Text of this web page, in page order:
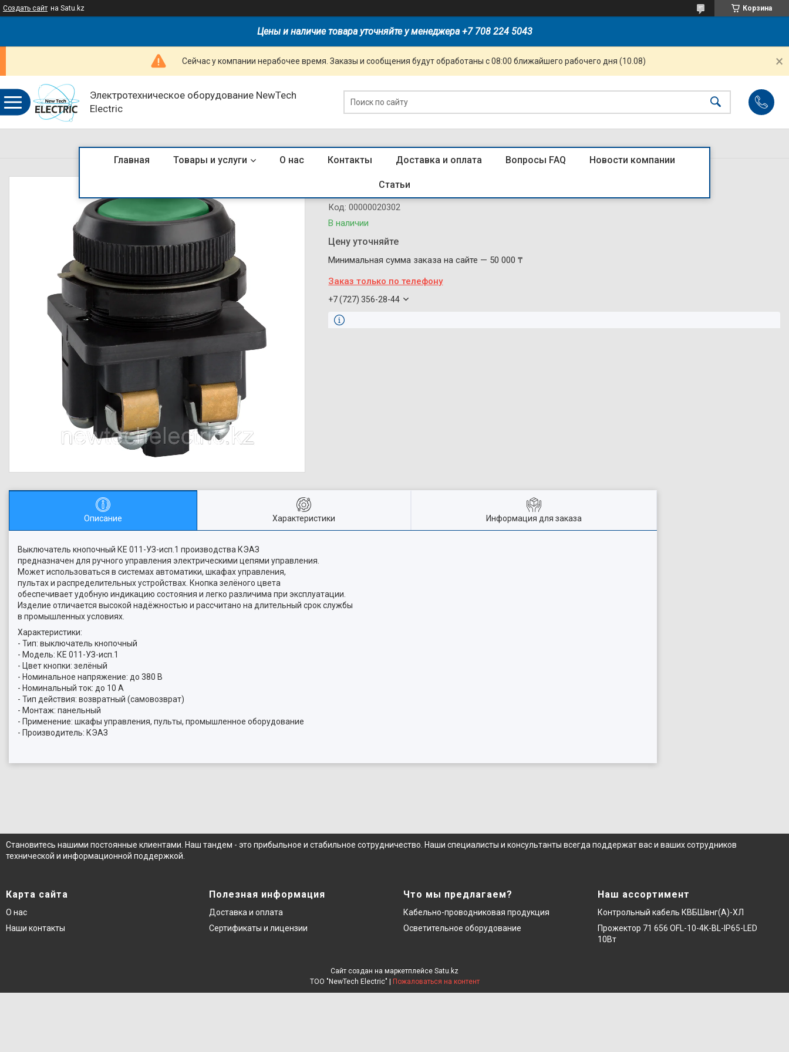
Создать сайт на Satu.kz Корзина
Цены и наличие товара уточняйте у менеджера +7 708 224 5043
Сейчас у компании нерабочее время. Заказы и сообщения будут обработаны с 08:00 ближайшего рабочего дня (10.08)
Электротехническое оборудование NewTech
Electric
Главная Товары и услуги О нас Контакты Доставка и оплата Вопросы FAQ Новости компании
Статьи
Выключатель кнопочный КЕ 011-УЗ-исп.1-КЭАЗ (зелёный)
В наличии
Код:00000020302
Цену уточняйте
Минимальная сумма заказа на сайте — 50 000 ₸
Заказ только по телефону
+7 (727) 356-28-44
Описание Характеристики Информация для заказа
Выключатель кнопочный КЕ 011-УЗ-исп.1 производства КЭАЗ
предназначен для ручного управления электрическими цепями управления.
Может использоваться в системах автоматики, шкафах управления,
пультах и распределительных устройствах. Кнопка зелёного цвета
обеспечивает удобную индикацию состояния и легко различима при эксплуатации.
Изделие отличается высокой надёжностью и рассчитано на длительный срок службы
в промышленных условиях.
Характеристики:
- Тип: выключатель кнопочный
- Модель: КЕ 011-УЗ-исп.1
- Цвет кнопки: зелёный
- Номинальное напряжение: до 380 В
- Номинальный ток: до 10 А
- Тип действия: возвратный (самовозврат)
- Монтаж: панельный
- Применение: шкафы управления, пульты, промышленное оборудование
- Производитель: КЭАЗ
Становитесь нашими постоянные клиентами. Наш тандем - это прибыльное и стабильное сотрудничество. Наши специалисты и консультанты всегда поддержат вас и ваших сотрудников
технической и информационной поддержкой.
Карта сайта
О нас
Наши контакты
Полезная информация
Доставка и оплата
Сертификаты и лицензии
Что мы предлагаем?
Кабельно-проводниковая продукция
Осветительное оборудование
Наш ассортимент
Контрольный кабель КВБШвнг(А)-ХЛ
Прожектор 71 656 OFL-10-4K-BL-IP65-LED
10Вт
Сайт создан на маркетплейсе Satu.kz
Пожаловаться на контент